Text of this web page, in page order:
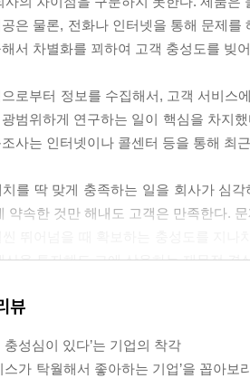
은 물론, 전화나 인터넷을 통해 문제
서 차별화를 꾀하여 고객 충성도를 빚
로부터 정보를 수집해서, 고객 서비스
범위하게 연구하는 일이 핵심을 차지
사는 인터넷이나 콜센터 등을 통해 최
치를 딱 맞게 충족하는 일을 회사가 심
약속한 것만 해내도 고객은 만족한다.
산을 투자해도 그에 상응하는 재무적 결
긍정적인 고객 중 71퍼센트가 이를
가 명확하게 보여주듯, 고객들은 뛰어
뷰
충성심이 있다’는 기업의 착각
스가 탁월해서 좋아하는 기업’을 꼽아